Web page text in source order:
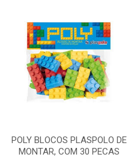
POLY BLOCOS PLASPOLO DE
MONTAR, COM 30 PECAS